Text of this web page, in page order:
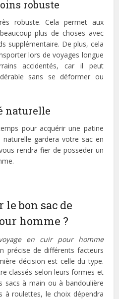
robuste
robuste. Cela permet aux
plus de choses avec
supplémentaire. De plus, cela
lors de voyages longue
accidentés, car il peut
sans se déformer ou
naturelle
pour acquérir une patine
naturelle gardera votre sac en
rendra fier de posseder un
bon sac de
homme ?
en cuir pour homme
précise de différents facteurs
décision est celle du type.
classés selon leurs formes et
sacs à main ou à bandoulière
à roulettes, le choix dépendra